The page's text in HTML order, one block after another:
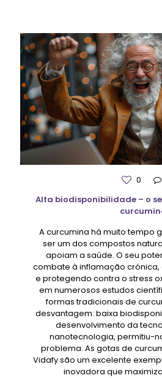
0
Alta biodisponibilidade – o
A curcumina há muito tempo
ser um dos compostos
apoiam a saúde. O seu
combate à inflamação
e protegendo contra o stress
em numerosos estudos
formas tradicionais de
desvantagem: baixa
desenvolvimento da
nanotecnologia, permitiu-
problema. As gotas de
Vidafy são um excelente
inovadora que